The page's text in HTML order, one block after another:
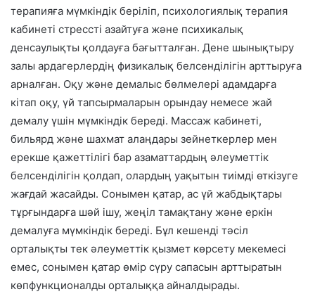
терапияға мүмкіндік беріліп, психологиялық терапия
кабинеті стрессті азайтуға және психикалық
денсаулықты қолдауға бағытталған. Дене шынықтыру
залы ардагерлердің физикалық белсенділігін арттыруға
арналған. Оқу және демалыс бөлмелері адамдарға
кітап оқу, үй тапсырмаларын орындау немесе жай
демалу үшін мүмкіндік береді. Массаж кабинеті,
бильярд және шахмат алаңдары зейнеткерлер мен
ерекше қажеттілігі бар азаматтардың әлеуметтік
белсенділігін қолдап, олардың уақытын тиімді өткізуге
жағдай жасайды. Сонымен қатар, ас үй жабдықтары
тұрғындарға шәй ішу, жеңіл тамақтану және еркін
демалуға мүмкіндік береді. Бұл кешенді тәсіл
орталықты тек әлеуметтік қызмет көрсету мекемесі
емес, сонымен қатар өмір сүру сапасын арттыратын
көпфункционалды орталыққа айналдырады.